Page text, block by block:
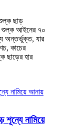
ছাড়
শুল্ক আইনের ৭০
অন্তর্ভুক্ত, যার
কাচের
ছাড়ের হার
শূন্যে নামিয়ে